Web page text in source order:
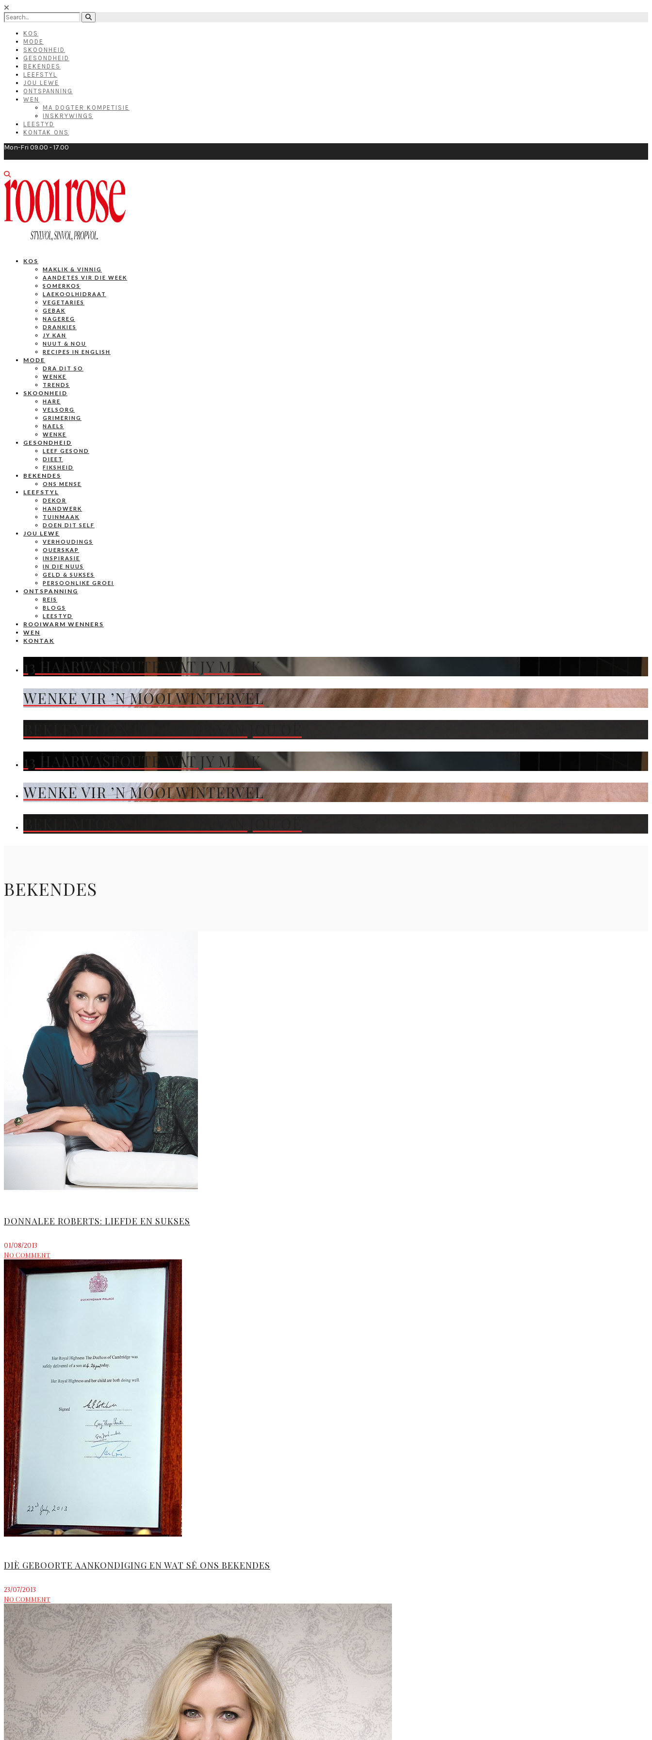
KOS
MODE
SKOONHEID
GESONDHEID
BEKENDES
LEEFSTYL
JOU LEWE
ONTSPANNING
WEN
MA DOGTER KOMPETISIE
INSKRYWINGS
LEESTYD
KONTAK ONS
Mon-Fri 09.00 - 17.00
KOS
MAKLIK & VINNIG
AANDETES VIR DIE WEEK
SOMERKOS
LAEKOOLHIDRAAT
VEGETARIES
GEBAK
NAGEREG
DRANKIES
JY KAN
NUUT & NOU
RECIPES IN ENGLISH
MODE
DRA DIT SO
WENKE
TRENDS
SKOONHEID
HARE
VELSORG
GRIMERING
NAELS
WENKE
GESONDHEID
LEEF GESOND
DIEET
FIKSHEID
BEKENDES
ONS MENSE
LEEFSTYL
DEKOR
HANDWERK
TUINMAAK
DOEN DIT SELF
JOU LEWE
VERHOUDINGS
OUERSKAP
INSPIRASIE
IN DIE NUUS
GELD & SUKSES
PERSOONLIKE GROEI
ONTSPANNING
REIS
BLOGS
LEESTYD
ROOIWARM WENNERS
WEN
KONTAK
13 HAARWASFOUTE WAT JY MAAK
WENKE VIR ’N MOOI WINTERVEL
13 HAARWASFOUTE WAT JY MAAK
WENKE VIR ’N MOOI WINTERVEL
BEKENDES
DONNALEE ROBERTS: LIEFDE EN SUKSES
01/08/2013
No Comment
DIÈ GEBOORTE AANKONDIGING EN WAT SÊ ONS BEKENDES
23/07/2013
No Comment